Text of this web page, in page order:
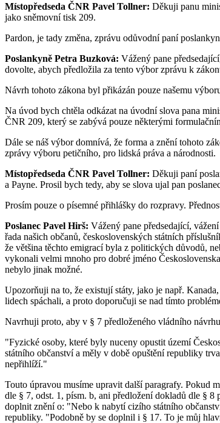
Místopředseda ČNR Pavel Tollner: Děkuji panu
jako sněmovní tisk 209.
Pardon, je tady změna, zprávu odůvodní paní
Poslankyně Petra Buzková: Vážený pane
dovolte, abych předložila za tento výbor zprávu k
Návrh tohoto zákona byl přikázán pouze našemu
Na úvod bych chtěla odkázat na úvodní slova pana
ČNR 209, který se zabývá pouze některými
Dále se náš výbor domnívá, že forma a znění tohoto
zprávy výboru petičního, pro lidská práva a národnosti.
Místopředseda ČNR Pavel Tollner: Děkuji paní
a Payne. Prosil bych tedy, aby se slova ujal pan
Prosím pouze o písemné přihlášky do rozpravy.
Poslanec Pavel Hirš: Vážený pane předsedající,
řada našich občanů, československých státních
že většina těchto emigrací byla z politických důvodů,
vykonali velmi mnoho pro dobré jméno
nebylo jinak možné.
Upozorňuji na to, že existují státy, jako je např.
lidech spáchali, a proto doporučuji se nad tímto
Navrhuji proto, aby v § 7 předloženého vládního
"Fyzické osoby, které byly nuceny opustit území
státního občanství a měly v době opuštění republiky
nepřihlíží."
Touto úpravou musíme upravit další paragrafy. Pokud
dle § 7, odst. 1, písm. b, ani předložení dokladů dle § 8
doplnit znění o: "Nebo k nabytí cizího státního
republiky. "Podobně by se doplnil i § 17. To je můj